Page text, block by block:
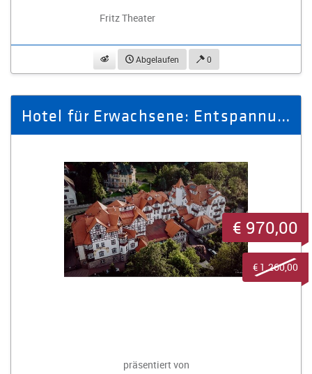
Fritz Theater
beobachtenAbgelaufen 0
Hotel für Erwachsene: Entspannung und Gesundheit im Bad Flinsberg
präsentiert von
€ 970,00
€ 1.260,00